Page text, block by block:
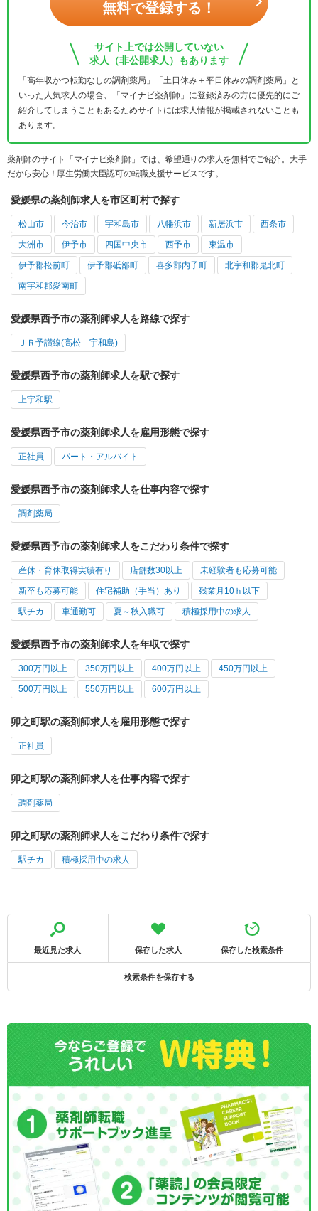
無料で登録する！
サイト上では公開していない
求人（非公開求人）もあります
「高年収かつ転勤なしの調剤薬局」「土日休み＋平日休みの調剤薬局」と
いった人気求人の場合、「マイナビ薬剤師」に登録済みの方に優先的にご
紹介してしまうこともあるためサイトには求人情報が掲載されないことも
あります。
薬剤師のサイト「マイナビ薬剤師」では、希望通りの求人を無料でご紹介。大手
だから安心！厚生労働大臣認可の転職支援サービスです。
愛媛県の薬剤師求人を市区町村で探す
松山市 今治市 宇和島市 八幡浜市 新居浜市 西条市
大洲市 伊予市 四国中央市 西予市 東温市
伊予郡松前町 伊予郡砥部町 喜多郡内子町 北宇和郡鬼北町
南宇和郡愛南町
愛媛県西予市の薬剤師求人を路線で探す
ＪＲ予讃線(高松－宇和島)
愛媛県西予市の薬剤師求人を駅で探す
上宇和駅
愛媛県西予市の薬剤師求人を雇用形態で探す
正社員 パート・アルバイト
愛媛県西予市の薬剤師求人を仕事内容で探す
調剤薬局
愛媛県西予市の薬剤師求人をこだわり条件で探す
産休・育休取得実績有り 店舗数30以上 未経験者も応募可能
新卒も応募可能 住宅補助（手当）あり 残業月10ｈ以下
駅チカ 車通勤可 夏～秋入職可 積極採用中の求人
愛媛県西予市の薬剤師求人を年収で探す
300万円以上 350万円以上 400万円以上 450万円以上
500万円以上 550万円以上 600万円以上
卯之町駅の薬剤師求人を雇用形態で探す
正社員
卯之町駅の薬剤師求人を仕事内容で探す
調剤薬局
卯之町駅の薬剤師求人をこだわり条件で探す
駅チカ 積極採用中の求人
最近見た求人 保存した求人 保存した検索条件
検索条件を保存する